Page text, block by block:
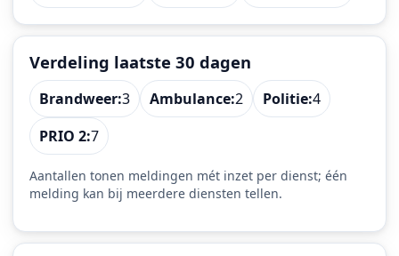
Verdeling laatste 30 dagen
Brandweer:3 Ambulance:2 Politie:4
PRIO 2:7
Aantallen tonen meldingen mét inzet per dienst; één
melding kan bij meerdere diensten tellen.